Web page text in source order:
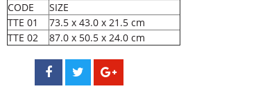
CODE
SIZE
TTE 01
73.5 x 43.0 x 21.5 cm
TTE 02
87.0 x 50.5 x 24.0 cm